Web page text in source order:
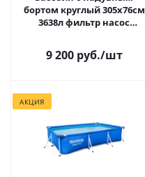
бортом круглый 305х76см
3638л фильтр насос
Распродажа
9 200 руб./шт
АКЦИЯ